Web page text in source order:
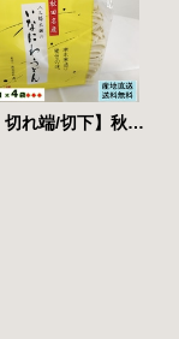
【訳あり：切れ端/切下】秋田名産【稲庭うどん】（５００g /袋）×４袋【手作り技法】【送料無料】